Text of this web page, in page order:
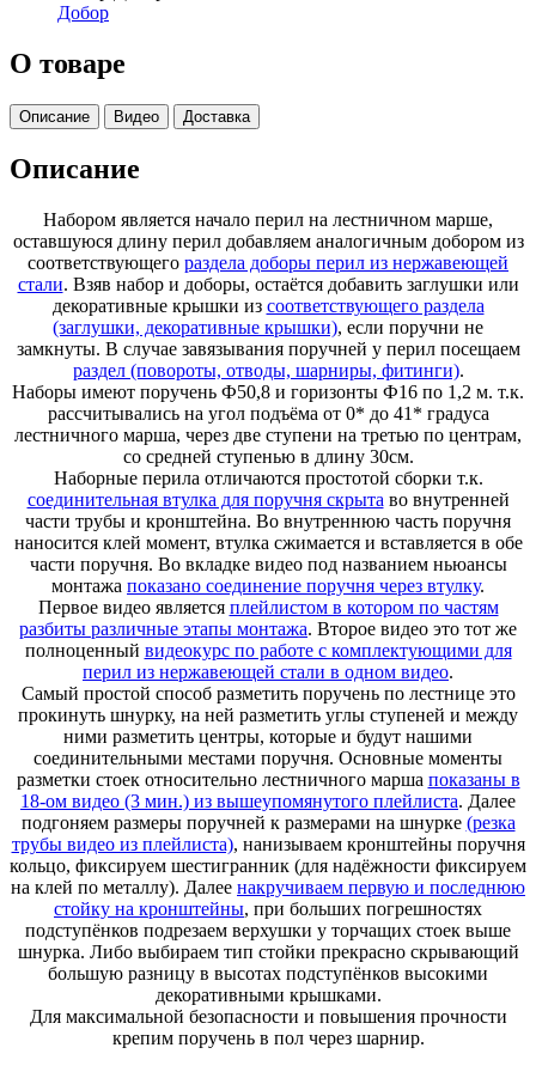
Добор
О товаре
Описание Видео Доставка
Описание
Набором является начало перил на лестничном марше,
оставшуюся длину перил добавляем аналогичным добором из
соответствующего раздела доборы перил из нержавеющей
стали. Взяв набор и доборы, остаётся добавить заглушки или
декоративные крышки из соответствующего раздела
(заглушки, декоративные крышки), если поручни не
замкнуты. В случае завязывания поручней у перил посещаем
раздел (повороты, отводы, шарниры, фитинги).
Наборы имеют поручень Ф50,8 и горизонты Ф16 по 1,2 м. т.к.
рассчитывались на угол подъёма от 0* до 41* градуса
лестничного марша, через две ступени на третью по центрам,
со средней ступенью в длину 30см.
Наборные перила отличаются простотой сборки т.к.
соединительная втулка для поручня скрыта во внутренней
части трубы и кронштейна. Во внутреннюю часть поручня
наносится клей момент, втулка сжимается и вставляется в обе
части поручня. Во вкладке видео под названием ньюансы
монтажа показано соединение поручня через втулку.
Первое видео является плейлистом в котором по частям
разбиты различные этапы монтажа. Второе видео это тот же
полноценный видеокурс по работе с комплектующими для
перил из нержавеющей стали в одном видео.
Самый простой способ разметить поручень по лестнице это
прокинуть шнурку, на ней разметить углы ступеней и между
ними разметить центры, которые и будут нашими
соединительными местами поручня. Основные моменты
разметки стоек относительно лестничного марша показаны в
18-ом видео (3 мин.) из вышеупомянутого плейлиста. Далее
подгоняем размеры поручней к размерами на шнурке (резка
трубы видео из плейлиста), нанизываем кронштейны поручня
кольцо, фиксируем шестигранник (для надёжности фиксируем
на клей по металлу). Далее накручиваем первую и последнюю
стойку на кронштейны, при больших погрешностях
подступёнков подрезаем верхушки у торчащих стоек выше
шнурка. Либо выбираем тип стойки прекрасно скрывающий
большую разницу в высотах подступёнков высокими
декоративными крышками.
Для максимальной безопасности и повышения прочности
крепим поручень в пол через шарнир.